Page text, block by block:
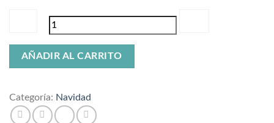
Bolas
personalizadas
cantidad
AÑADIR AL CARRITO
Categoría: Navidad